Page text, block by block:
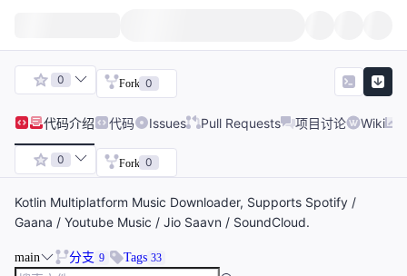
0 Fork 0
代码介绍 代码 Issues Pull Requests 项目讨论 Wiki
0 Fork 0
Kotlin Multiplatform Music Downloader, Supports Spotify /
Gaana / Youtube Music / Jio Saavn / SoundCloud.
main 分支 9 Tags 33